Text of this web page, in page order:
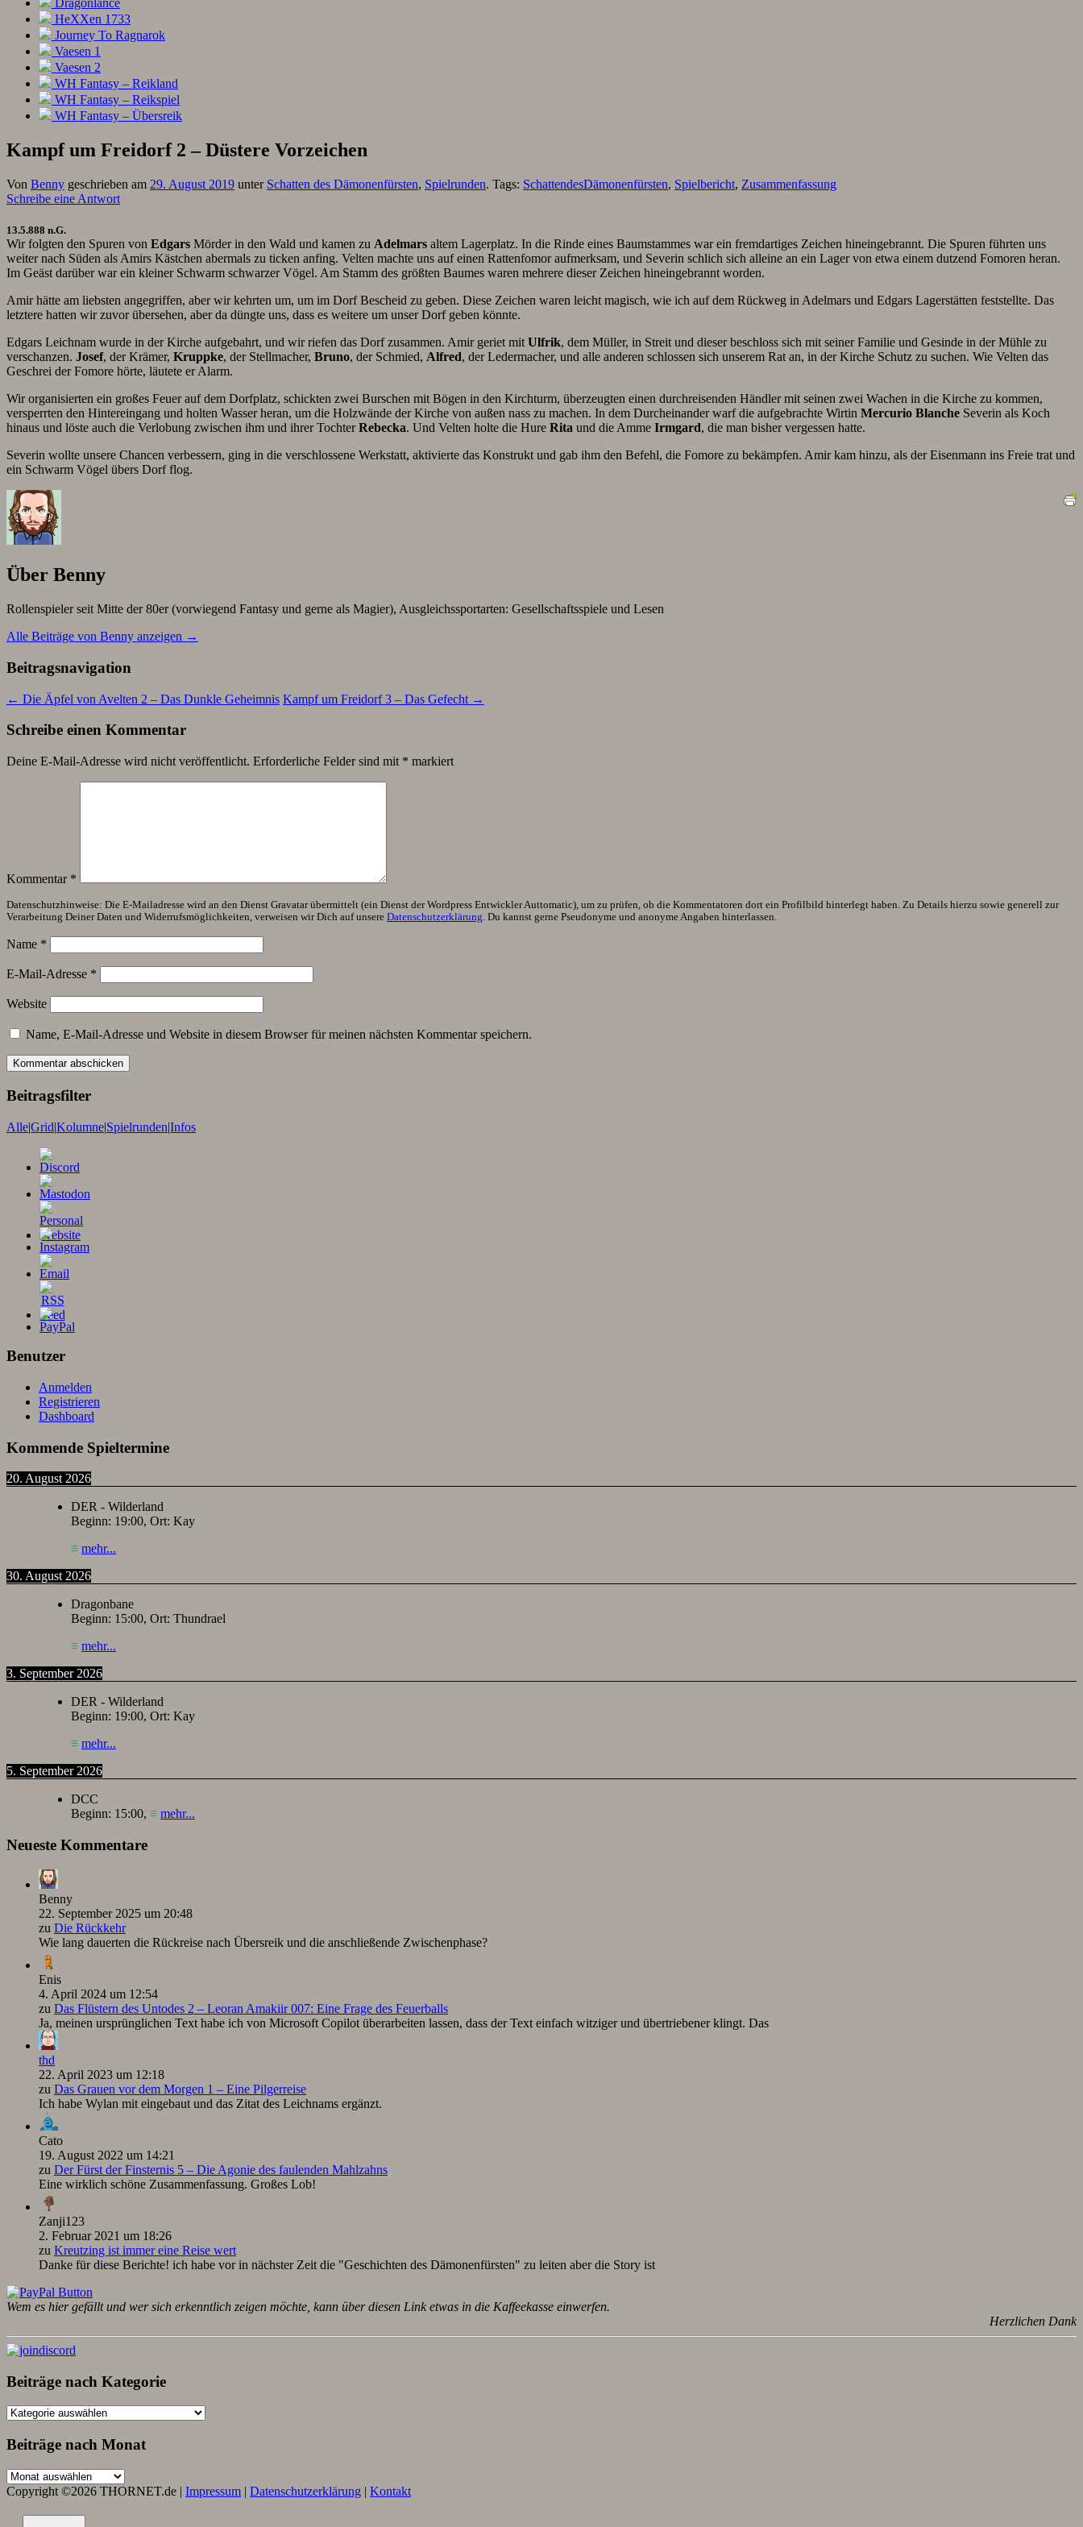
Dragonlance
HeXXen 1733
Journey To Ragnarok
Vaesen 1
Vaesen 2
WH Fantasy – Reikland
WH Fantasy – Reikspiel
WH Fantasy – Übersreik
Kampf um Freidorf 2 – Düstere Vorzeichen
Von Benny geschrieben am 29. August 2019 unter Schatten des Dämonenfürsten, Spielrunden. Tags: SchattendesDämonenfürsten, Spielbericht, Zusammenfassung
Schreibe eine Antwort
13.5.888 n.G.
Wir folgten den Spuren von Edgars Mörder in den Wald und kamen zu Adelmars altem Lagerplatz. In die Rinde eines Baumstammes war ein fremdartiges Zeichen hineingebrannt. Die Spuren führten uns
weiter nach Süden als Amirs Kästchen abermals zu ticken anfing. Velten machte uns auf einen Rattenfomor aufmerksam, und Severin schlich sich alleine an ein Lager von etwa einem dutzend Fomoren heran.
Im Geäst darüber war ein kleiner Schwarm schwarzer Vögel. Am Stamm des größten Baumes waren mehrere dieser Zeichen hineingebrannt worden.
Amir hätte am liebsten angegriffen, aber wir kehrten um, um im Dorf Bescheid zu geben. Diese Zeichen waren leicht magisch, wie ich auf dem Rückweg in Adelmars und Edgars Lagerstätten feststellte. Das
letztere hatten wir zuvor übersehen, aber da düngte uns, dass es weitere um unser Dorf geben könnte.
Edgars Leichnam wurde in der Kirche aufgebahrt, und wir riefen das Dorf zusammen. Amir geriet mitUlfrik, dem Müller, in Streit und dieser beschloss sich mit seiner Familie und Gesinde in der Mühle zu
verschanzen. Josef, der Krämer, Kruppke, der Stellmacher, Bruno, der Schmied, Alfred, der Ledermacher, und alle anderen schlossen sich unserem Rat an, in der Kirche Schutz zu suchen. Wie Velten das
Geschrei der Fomore hörte, läutete er Alarm.
Wir organisierten ein großes Feuer auf dem Dorfplatz, schickten zwei Burschen mit Bögen in den Kirchturm, überzeugten einen durchreisenden Händler mit seinen zwei Wachen in die Kirche zu kommen,
versperrten den Hintereingang und holten Wasser heran, um die Holzwände der Kirche von außen nass zu machen. In dem Durcheinander warf die aufgebrachte Wirtin Mercurio Blanche Severin als Koch
hinaus und löste auch die Verlobung zwischen ihm und ihrer TochterRebecka. Und Velten holte die Hure Rita und die Amme Irmgard, die man bisher vergessen hatte.
Severin wollte unsere Chancen verbessern, ging in die verschlossene Werkstatt, aktivierte das Konstrukt und gab ihm den Befehl, die Fomore zu bekämpfen. Amir kam hinzu, als der Eisenmann ins Freie trat und
ein Schwarm Vögel übers Dorf flog.
Über Benny
Rollenspieler seit Mitte der 80er (vorwiegend Fantasy und gerne als Magier), Ausgleichssportarten: Gesellschaftsspiele und Lesen
Alle Beiträge von Benny anzeigen →
Beitragsnavigation
← Die Äpfel von Avelten 2 – Das Dunkle Geheimnis Kampf um Freidorf 3 – Das Gefecht →
Schreibe einen Kommentar
Deine E-Mail-Adresse wird nicht veröffentlicht. Erforderliche Felder sind mit * markiert
Kommentar *
Datenschutzhinweise: Die E-Mailadresse wird an den Dienst Gravatar übermittelt (ein Dienst der Wordpress Entwickler Auttomatic), um zu prüfen, ob die Kommentatoren dort ein Profilbild hinterlegt haben. Zu Details hierzu sowie generell zur
Verarbeitung Deiner Daten und Widerrufsmöglichkeiten, verweisen wir Dich auf unsere Datenschutzerklärung. Du kannst gerne Pseudonyme und anonyme Angaben hinterlassen.
Name *
E-Mail-Adresse *
Website
Name, E-Mail-Adresse und Website in diesem Browser für meinen nächsten Kommentar speichern.
Beitragsfilter
Alle|Grid|Kolumne|Spielrunden|Infos
Benutzer
Anmelden
Registrieren
Dashboard
Kommende Spieltermine
20. August 2026
DER - Wilderland
Beginn: 19:00, Ort: Kay
≡ mehr...
30. August 2026
Dragonbane
Beginn: 15:00, Ort: Thundrael
≡ mehr...
3. September 2026
DER - Wilderland
Beginn: 19:00, Ort: Kay
≡ mehr...
5. September 2026
DCC
Beginn: 15:00, ≡ mehr...
Neueste Kommentare
Benny
22. September 2025 um 20:48
zu Die Rückkehr
Wie lang dauerten die Rückreise nach Übersreik und die anschließende Zwischenphase?
Enis
4. April 2024 um 12:54
zu Das Flüstern des Untodes 2 – Leoran Amakiir 007: Eine Frage des Feuerballs
Ja, meinen ursprünglichen Text habe ich von Microsoft Copilot überarbeiten lassen, dass der Text einfach witziger und übertriebener klingt. Das
thd
22. April 2023 um 12:18
zu Das Grauen vor dem Morgen 1 – Eine Pilgerreise
Ich habe Wylan mit eingebaut und das Zitat des Leichnams ergänzt.
Cato
19. August 2022 um 14:21
zu Der Fürst der Finsternis 5 – Die Agonie des faulenden Mahlzahns
Eine wirklich schöne Zusammenfassung. Großes Lob!
Zanji123
2. Februar 2021 um 18:26
zu Kreutzing ist immer eine Reise wert
Danke für diese Berichte! ich habe vor in nächster Zeit die "Geschichten des Dämonenfürsten" zu leiten aber die Story ist
Wem es hier gefällt und wer sich erkenntlich zeigen möchte, kann über diesen Link etwas in die Kaffeekasse einwerfen.
Herzlichen Dank
Beiträge nach Kategorie
Beiträge
Kategorie
Beiträge nach Monat
Beiträge
nach
Copyright ©2026 THORNET.de | Impressum | Datenschutzerklärung | Kontakt